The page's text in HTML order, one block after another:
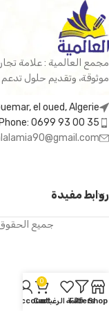
مجمع العالمية : علامة
موثوقة، وتقديم حلول
el oued, Algerie
Phone: 0699 93 00 35
روابط مفيدة
جميع
Shop
Filters
قائمة الرغبات
0
Cart
My account